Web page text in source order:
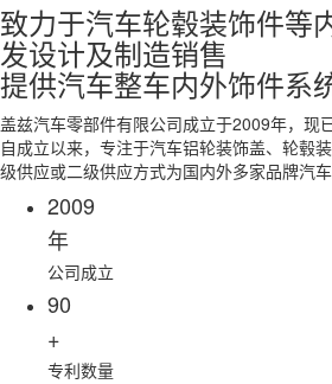
致力于汽车轮毂装饰件等
发设计及制造销售
提供汽车整车内外饰件系
盖兹汽车零部件有限公司成立于2009年，现
自成立以来，专注于汽车铝轮装饰盖、轮毂
级供应或二级供应方式为国内外多家品牌汽车
2009
年
公司成立
90
+
专利数量